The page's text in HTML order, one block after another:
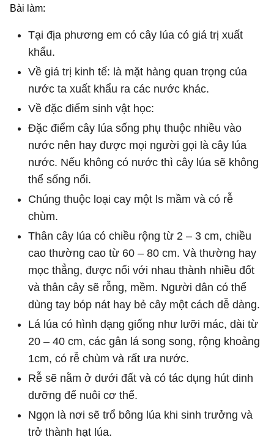
Bài làm:
Tại địa phương em có cây lúa có giá trị xuất
khẩu.
Về giá trị kinh tế: là mặt hàng quan trọng của
nước ta xuất khẩu ra các nước khác.
Về đặc điểm sinh vật học:
Đặc điểm cây lúa sống phụ thuộc nhiều vào
nước nên hay được mọi người gọi là cây lúa
nước. Nếu không có nước thì cây lúa sẽ không
thể sống nổi.
Chúng thuộc loại cay một ls mầm và có rễ
chùm.
Thân cây lúa có chiều rộng từ 2 – 3 cm, chiều
cao thường cao từ 60 – 80 cm. Và thường hay
mọc thẳng, được nối với nhau thành nhiều đốt
và thân cây sẽ rỗng, mềm. Người dân có thể
dùng tay bóp nát hay bẻ cây một cách dễ dàng.
Lá lúa có hình dạng giống như lưỡi mác, dài từ
20 – 40 cm, các gân lá song song, rộng khoảng
1cm, có rễ chùm và rất ưa nước.
Rễ sẽ nằm ở dưới đất và có tác dụng hút dinh
dưỡng để nuôi cơ thể.
Ngọn là nơi sẽ trổ bông lúa khi sinh trưởng và
trở thành hạt lúa.